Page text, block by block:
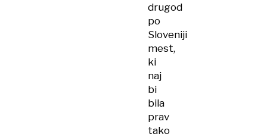
drugod
po
Sloveniji
mest,
ki
naj
bi
bila
prav
tako